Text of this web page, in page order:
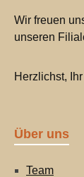
Wir freuen
unseren
Herzlichst,
Über uns
Team